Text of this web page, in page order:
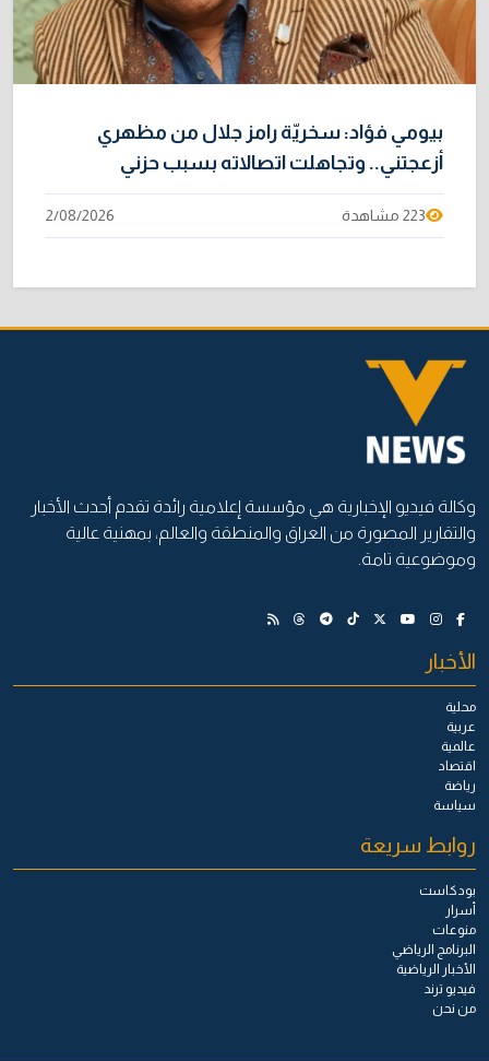
بيومي فؤاد: سخريّة رامز جلال من مظهري
أزعجتني.. وتجاهلت اتصالاته بسبب حزني
223 مشاهدة 2/08/2026
وكالة فيديو الإخبارية هي مؤسسة إعلامية رائدة تقدم أحدث الأخبار
والتقارير المصورة من العراق والمنطقة والعالم، بمهنية عالية
وموضوعية تامة.
الأخبار
محلية
عربية
عالمية
اقتصاد
رياضة
سياسة
روابط سريعة
بودكاست
أسرار
منوعات
البرنامج الرياضي
الأخبار الرياضية
فيديو ترند
من نحن